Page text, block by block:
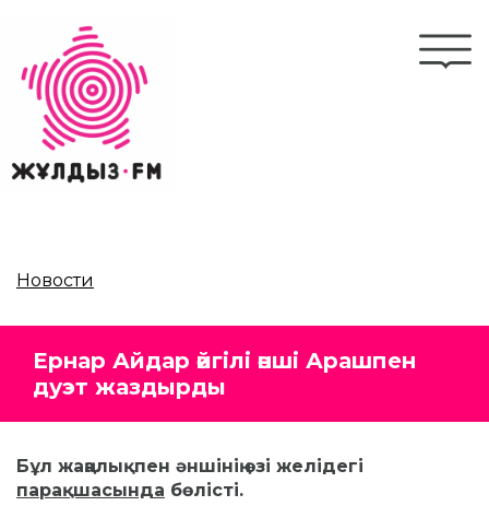
основному
содержанию
Новости
Ернар Айдар әйгілі әнші Арашпен
дуэт жаздырды
Бұл жаңалықпен әншінің өзі желідегі
парақшасында бөлісті.